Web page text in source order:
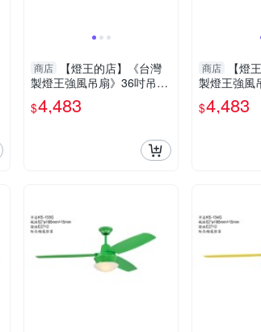
商店
【燈王的店】《台灣
製燈王強風吊扇》36吋吊扇
+吊扇燈2燈 附遙控器(馬達
保固十年) KS-284G
$4,483
商店
【燈
製燈王強風
+吊扇燈2
保固十年)
$4,483